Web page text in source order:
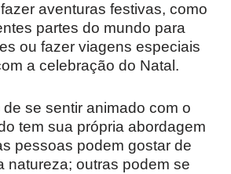
aventuras festivas, como
partes do mundo para
ou fazer viagens especiais
a celebração do Natal.
se sentir animado com o
tem sua própria abordagem
pessoas podem gostar de
natureza; outras podem se